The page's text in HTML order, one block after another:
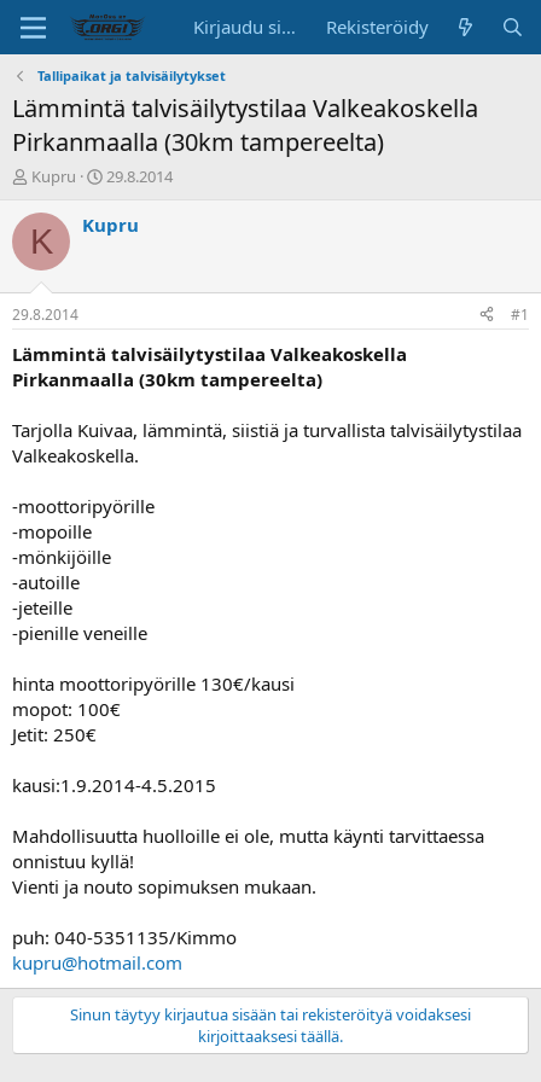
Kirjaudu sisään Rekisteröidy
Tallipaikat ja talvisäilytykset
Lämmintä talvisäilytystilaa Valkeakoskella
Pirkanmaalla (30km tampereelta)
K
s
k
s
t
e
l
u
n
l
o
t
a
j
a
Kupru
A
o
i
p
ä
v
29.8.2014
K Kupru
29.8.2014 #1
Lämmintä talvisäilytystilaa Valkeakoskella
Pirkanmaalla (30km tampereelta)
Tarjolla Kuivaa, lämmintä, siistiä ja turvallista talvisäilytystilaa
Valkeakoskella.
-moottoripyörille
-mopoille
-mönkijöille
-autoille
-jeteille
-pienille veneille
hinta moottoripyörille 130€/kausi
mopot: 100€
Jetit: 250€
kausi:1.9.2014-4.5.2015
Mahdollisuutta huolloille ei ole, mutta käynti tarvittaessa
onnistuu kyllä!
Vienti ja nouto sopimuksen mukaan.
puh: 040-5351135/Kimmo
kupru@hotmail.com
Sinun täytyy kirjautua sisään tai rekisteröityä voidaksesi
kirjoittaaksesi täällä.